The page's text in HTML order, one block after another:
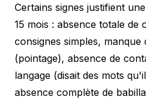
Certains signes justifient
15 mois : absence totale de
consignes simples,
(pointage), absence de
langage (disait des mots
absence complète de